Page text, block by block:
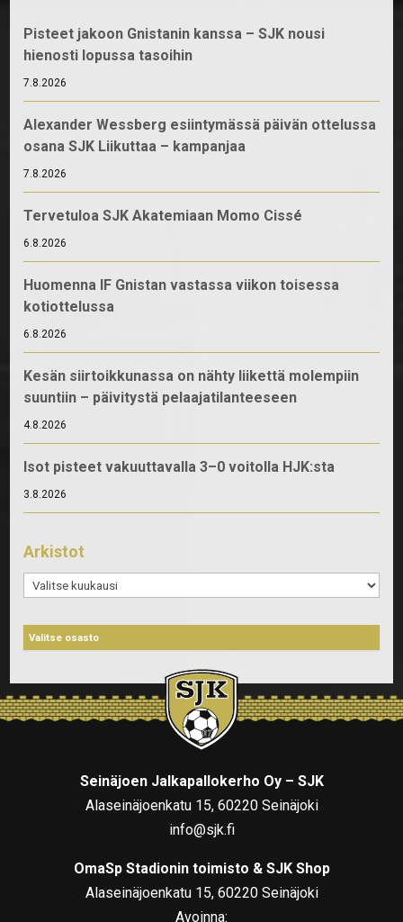
Pisteet jakoon Gnistanin kanssa – SJK nousi
hienosti lopussa tasoihin
7.8.2026
Alexander Wessberg esiintymässä päivän ottelussa
osana SJK Liikuttaa – kampanjaa
7.8.2026
Tervetuloa SJK Akatemiaan Momo Cissé
6.8.2026
Huomenna IF Gnistan vastassa viikon toisessa
kotiottelussa
6.8.2026
Kesän siirtoikkunassa on nähty liikettä molempiin
suuntiin – päivitystä pelaajatilanteeseen
4.8.2026
Isot pisteet vakuuttavalla 3–0 voitolla HJK:sta
3.8.2026
Arkistot
Arkistot
Seinäjoen Jalkapallokerho Oy – SJK
Alaseinäjoenkatu 15, 60220 Seinäjoki
info@sjk.fi
OmaSp Stadionin toimisto & SJK Shop
Alaseinäjoenkatu 15, 60220 Seinäjoki
Avoinna: